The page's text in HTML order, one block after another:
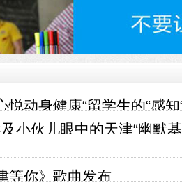
悦动身健康“留学生的“感
小伙儿眼中的天津“幽默
等你》歌曲发布